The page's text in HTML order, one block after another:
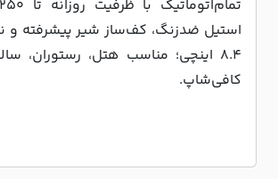
استیل ضدزنگ، کف‌ساز شیر پیشرفته و
۸.۴ اینچی؛ مناسب هتل، رستوران،
کافی‌شاپ.